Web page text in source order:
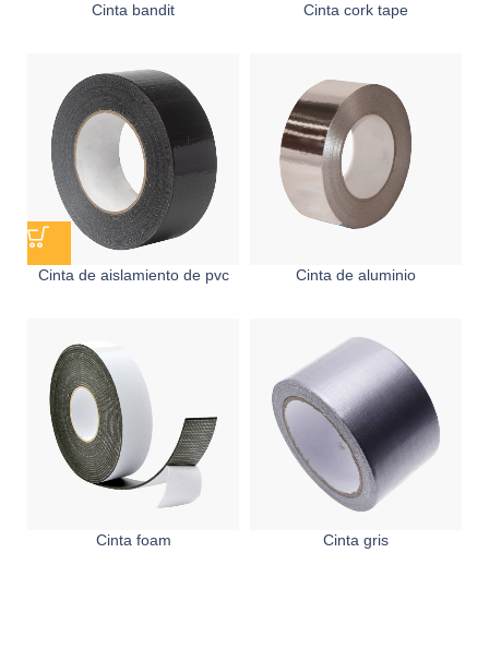
Cinta bandit Cinta cork tape
Cinta de aislamiento de pvc Cinta de aluminio
Cinta foam Cinta gris